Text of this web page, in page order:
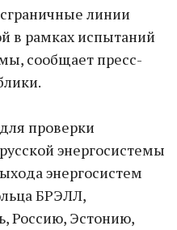
линии
в рамках испытаний
сообщает пресс-
проверки
энергосистемы
энергосистем
БРЭЛЛ,
Россию, Эстонию,